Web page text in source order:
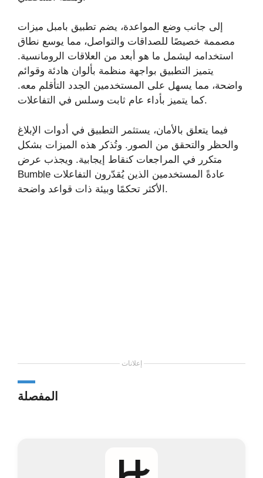
إلى جانب وضع المواعدة، يضم تطبيق بامبل ميزات
مصممة خصيصًا للصداقات والتواصل، مما يوسع نطاق
استخدامه ليشمل ما هو أبعد من العلاقات الرومانسية.
يتميز التطبيق بواجهة منظمة بألوان هادئة وقوائم
واضحة، مما يسهل على المستخدمين الجدد التأقلم معه.
كما يتميز بأداء عام ثابت وسلس في التفاعلات.
فيما يتعلق بالأمان، يستثمر التطبيق في أدوات الإبلاغ
والحظر والتحقق من الصور. وتُذكر هذه الميزات بشكل
متكرر في المراجعات كنقاط إيجابية. ويجذب عرض
Bumble عادةً المستخدمين الذين يُقدّرون التفاعلات
الأكثر تحكمًا وبيئة ذات قواعد واضحة.
إعلانات
المفصلة